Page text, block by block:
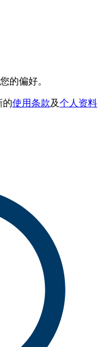
的偏好。
的使用条款及个人资料